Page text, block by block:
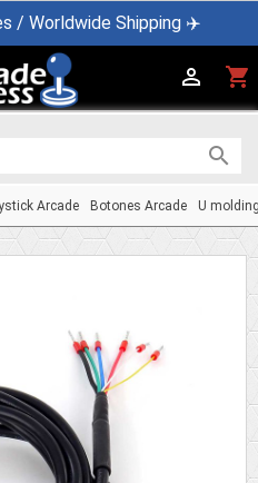
/ Worldwide Shipping ✈️
shopping_cart


Arcade Botones Arcade U